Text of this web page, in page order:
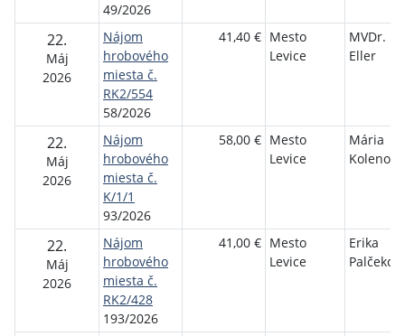
49/2026
22.
Máj
2026
Nájom
hrobového
miesta č.
RK2/554
58/2026
41,40 € Mesto
Levice
MVDr.
Eller
22.
Máj
2026
Nájom
hrobového
miesta č.
K/1/1
93/2026
58,00 € Mesto
Levice
Mária
Kolenová
22.
Máj
2026
Nájom
hrobového
miesta č.
RK2/428
193/2026
41,00 € Mesto
Levice
Erika